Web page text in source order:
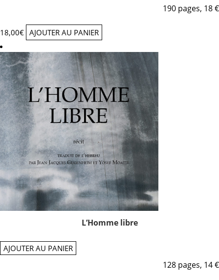
190 pages, 18 €
18,00€ AJOUTER AU PANIER
L’Homme libre
AJOUTER AU PANIER
128 pages, 14 €